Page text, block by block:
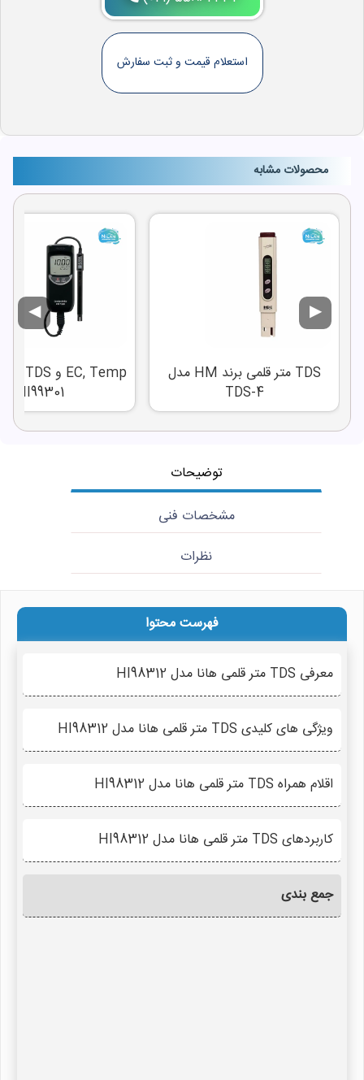
استعلام قیمت و ثبت سفارش
محصولات مشابه
TDS متر قلمی برند HM مدل
TDS-4
HI99301
▶
◀
توضیحات
مشخصات فنی
نظرات
فهرست محتوا
معرفی TDS متر قلمی هانا مدل HI98312
ویژگی های کلیدی TDS متر قلمی هانا مدل HI98312
اقلام همراه TDS متر قلمی هانا مدل HI98312
کاربردهای TDS متر قلمی هانا مدل HI98312
جمع بندی